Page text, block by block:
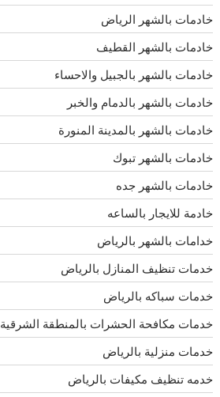
خادمات بالشهر الرياض
خادمات بالشهر القطيف
خادمات بالشهر بالجبيل والاحساء
خادمات بالشهر بالدمام والخبر
خادمات بالشهر بالمدينة المنورة
خادمات بالشهر تبوك
خادمات بالشهر جده
خادمة للايجار بالساعه
خدامات بالشهر بالرياض
خدمات تنظيف المنازل بالرياض
خدمات سباكه بالرياض
خدمات مكافحة الحشرات بالمنطقة الشرقية
خدمات منزلية بالرياض
خدمه تنظيف مكيفات بالرياض